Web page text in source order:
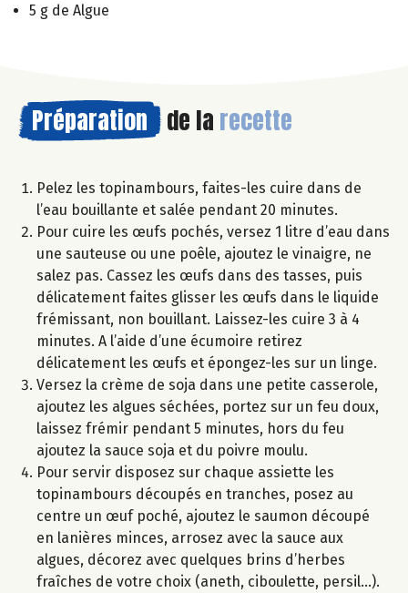
5 g de Algue
Préparation de la recette
Pelez les topinambours, faites-les cuire dans de
l’eau bouillante et salée pendant 20 minutes.
Pour cuire les œufs pochés, versez 1 litre d’eau dans
une sauteuse ou une poêle, ajoutez le vinaigre, ne
salez pas. Cassez les œufs dans des tasses, puis
délicatement faites glisser les œufs dans le liquide
frémissant, non bouillant. Laissez-les cuire 3 à 4
minutes. A l’aide d’une écumoire retirez
délicatement les œufs et épongez-les sur un linge.
Versez la crème de soja dans une petite casserole,
ajoutez les algues séchées, portez sur un feu doux,
laissez frémir pendant 5 minutes, hors du feu
ajoutez la sauce soja et du poivre moulu.
Pour servir disposez sur chaque assiette les
topinambours découpés en tranches, posez au
centre un œuf poché, ajoutez le saumon découpé
en lanières minces, arrosez avec la sauce aux
algues, décorez avec quelques brins d’herbes
fraîches de votre choix (aneth, ciboulette, persil…).